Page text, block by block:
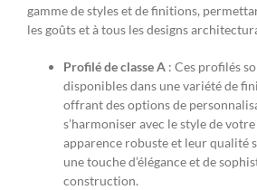
gamme de styles et de finitions,
les goûts et à tous les designs
Profilé de classe A : Ces profilés
disponibles dans une variété de
offrant des options de
s’harmoniser avec le style de
apparence robuste et leur qualité
une touche d’élégance et de
construction.